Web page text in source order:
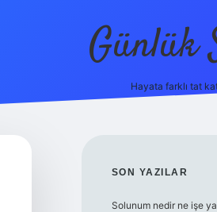
Günlük
Hayata farklı tat
SON YAZILAR
Solunum nedir ne işe